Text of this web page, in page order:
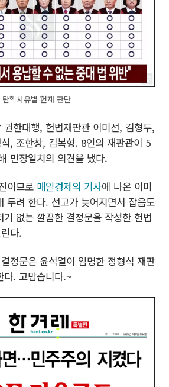
탄핵사유별 헌재 판단
한대행, 헌법재판관 이미선, 김형두,
, 조한창, 김복형. 8인의 재판관이 5
만장일치의 의견을 냈다.
이므로 매일경제의 기사에 나온 이미
두려 한다. 선고가 늦어지면서 잡음도
기 없는 깔끔한 결정문을 작성한 헌법
다.
정문은 윤석열이 임명한 정형식 재판
다. 고맙습니다.~